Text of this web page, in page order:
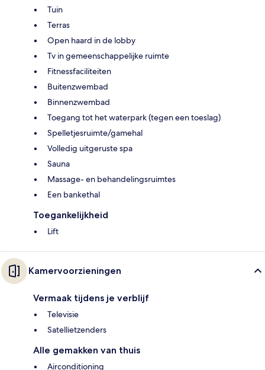
Tuin
Terras
Open haard in de lobby
Tv in gemeenschappelijke ruimte
Fitnessfaciliteiten
Buitenzwembad
Binnenzwembad
Toegang tot het waterpark (tegen een toeslag)
Spelletjesruimte/gamehal
Volledig uitgeruste spa
Sauna
Massage- en behandelingsruimtes
Een bankethal
Toegankelijkheid
Lift
Kamervoorzieningen
Vermaak tijdens je verblijf
Televisie
Satellietzenders
Alle gemakken van thuis
Airconditioning